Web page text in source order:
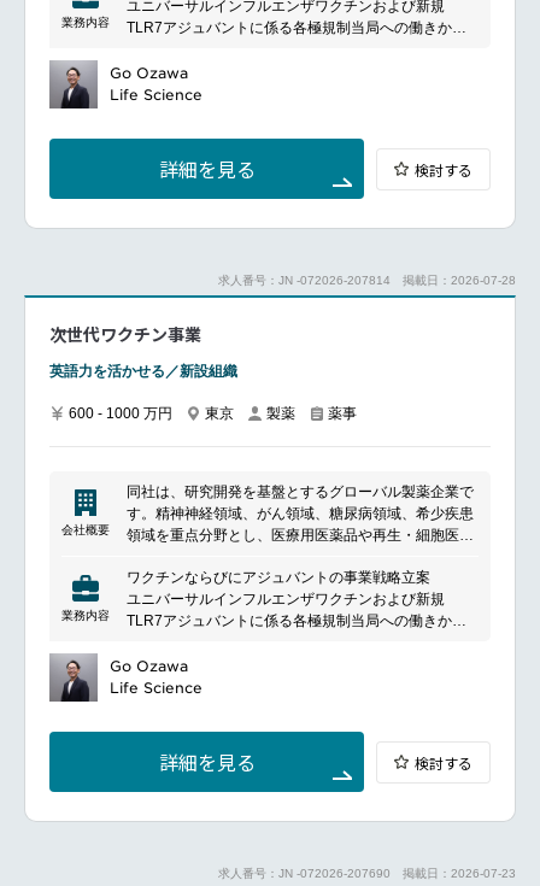
展に貢献しています。
業務内容
ユニバーサルインフルエンザワクチンおよび新規
TLR7アジュバントに係る各極規制当局への働きかけ
外部提携先の探索とアライアンス推進
新規事業モデル開発
Go Ozawa
Life Science
詳細を見る 検討する
求人番号：JN -072026-207814 掲載日：2026-07-28
次世代ワクチン事業
英語力を活かせる／新設組織
600 - 1000 万円 東京 製薬 薬事
会社概要
同社は、研究開発を基盤とするグローバル製薬企業で
す。精神神経領域、がん領域、糖尿病領域、希少疾患
領域を重点分野とし、医療用医薬品や再生・細胞医療
な治療法の創出を通じて、患者さんの健康と医療の発
展に貢献しています。
業務内容
ワクチンならびにアジュバントの事業戦略立案
ユニバーサルインフルエンザワクチンおよび新規
TLR7アジュバントに係る各極規制当局への働きかけ
外部提携先の探索とアライアンス推進
新規事業モデル開発
Go Ozawa
Life Science
詳細を見る 検討する
求人番号：JN -072026-207690 掲載日：2026-07-23